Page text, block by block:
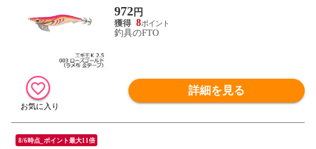
972円
8
釣具のFTO
詳細を見る
8/6時点_ポイント最大11倍